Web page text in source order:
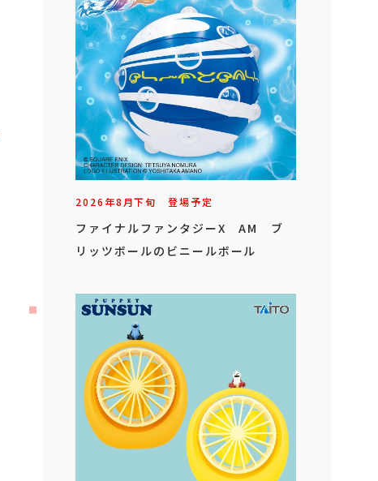
2026年8月下旬 登場予定
ファイナルファンタジーX AM ブ
リッツボールのビニールボール